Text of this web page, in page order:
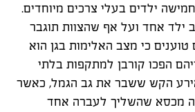
ילדים בעלי צרכים מיוחדים.
ילד אחד ועל אף שהצוות תוגבר
טוענים כי מצב האלימות בגן הוא
הפכו קורבן למתקפות בלתי
הקש ששבר את גב הגמל, כאשר
מכסא שהשליך לעברה אחד